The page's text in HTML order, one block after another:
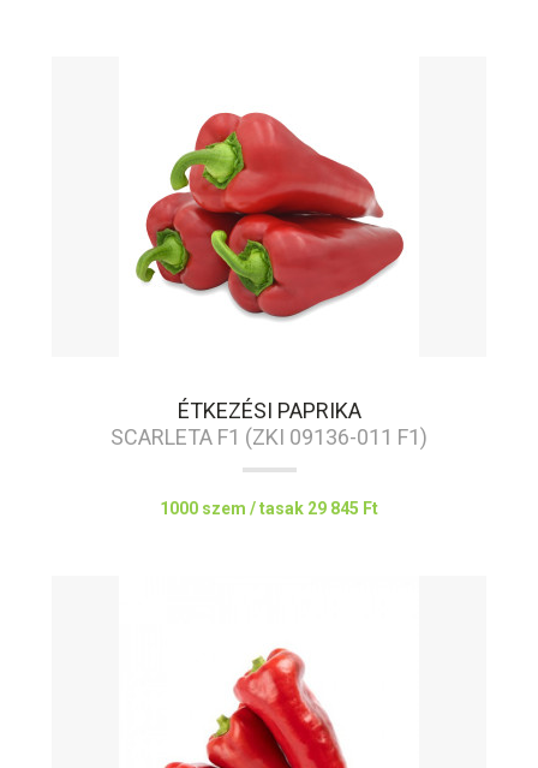
ÉTKEZÉSI PAPRIKA
SCARLETA F1 (ZKI 09136-011 F1)
1000 szem / tasak 29 845 Ft